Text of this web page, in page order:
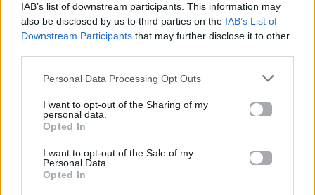
IAB’s list of downstream participants. This information may
also be disclosed by us to third parties on the IAB’s List of
Downstream Participants that may further disclose it to other
Personal Data Processing Opt Outs
I want to opt-out of the Sharing of my
personal data.
Opted In
I want to opt-out of the Sale of my
Personal Data.
Opted In
Mad.gr.
Δεν έχουν προστεθεί στίχοι για αυτό το τραγούδι.
Ακούστε στο Spotify